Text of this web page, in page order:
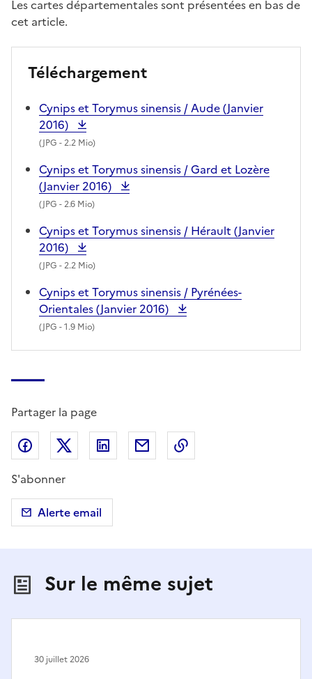
Les cartes départementales sont présentées en bas de
cet article.
Téléchargement
Cynips et Torymus sinensis / Aude (Janvier
2016)
(JPG - 2.2 Mio)
Cynips et Torymus sinensis / Gard et Lozère
(Janvier 2016)
(JPG - 2.6 Mio)
Cynips et Torymus sinensis / Hérault (Janvier
2016)
(JPG - 2.2 Mio)
Cynips et Torymus sinensis / Pyrénées-
Orientales (Janvier 2016)
(JPG - 1.9 Mio)
Partager la page
Partager sur Facebook
Partager sur X (anciennement Twitter)
Partager sur LinkedIn
Partager par email
S'abonner
Alerte email
Sur le même sujet
30 juillet 2026